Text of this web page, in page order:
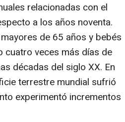
relacionadas con el
a los años noventa.
de 65 años y bebés
cuatro veces más días de
décadas del siglo XX. En
terrestre mundial sufrió
experimentó incrementos